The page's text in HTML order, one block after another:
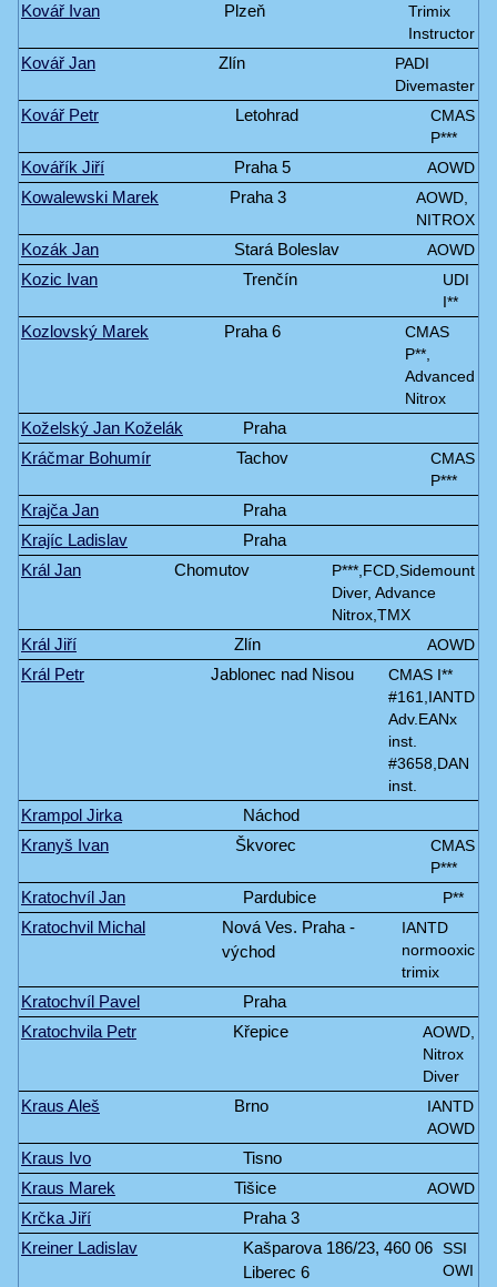
Kovář Ivan Plzeň
Trimix
Instructor
Kovář Jan Zlín
PADI
Divemaster
Kovář Petr Letohrad
CMAS
P***
Kovářík Jiří Praha 5 AOWD
Kowalewski Marek Praha 3
AOWD,
NITROX
Kozák Jan Stará Boleslav AOWD
Kozic Ivan Trenčín
UDI
I**
Kozlovský Marek Praha 6
CMAS
P**,
Advanced
Nitrox
Koželský Jan Koželák
Praha
Kráčmar Bohumír
Tachov
CMAS
P***
Krajča Jan
Praha
Krajíc Ladislav
Praha
Král Jan
Chomutov
P***,FCD,Sidemount
Diver, Advance
Nitrox,TMX
Král Jiří Zlín AOWD
Král Petr Jablonec nad Nisou
CMAS I**
#161,IANTD
Adv.EANx
inst.
#3658,DAN
inst.
Krampol Jirka
Náchod
Kranyš Ivan
Škvorec
CMAS
P***
Kratochvíl Jan Pardubice P**
Kratochvil Michal
Nová Ves. Praha -
východ
IANTD
normooxic
trimix
Kratochvíl Pavel
Praha
Kratochvila Petr
Křepice
AOWD,
Nitrox
Diver
Kraus Aleš Brno
IANTD
AOWD
Kraus Ivo
Tisno
Kraus Marek
Tišice AOWD
Krčka Jiří
Praha 3
Kreiner Ladislav
Kašparova 186/23, 460 06
Liberec 6
SSI
OWI